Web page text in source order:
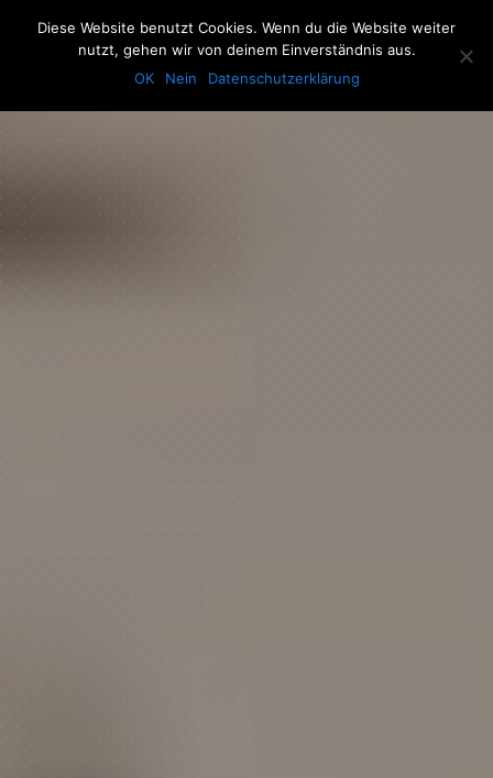
The Howling Men
Diese Website benutzt Cookies. Wenn du die Website weiter
nutzt, gehen wir von deinem Einverständnis aus.
OK
Nein Datenschutzerklärung